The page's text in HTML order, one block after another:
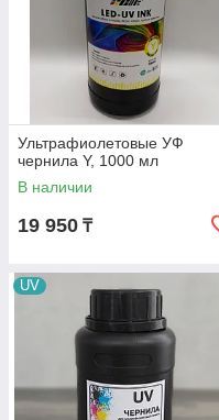
Ультрафиолетовые УФ
чернила Y, 1000 мл
В наличии
19 950 ₸
UV